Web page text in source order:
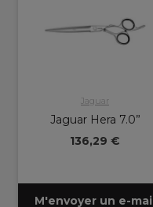
Jaguar
Jaguar Hera 7.0”
136,29 €
M'envoyer un e-mail